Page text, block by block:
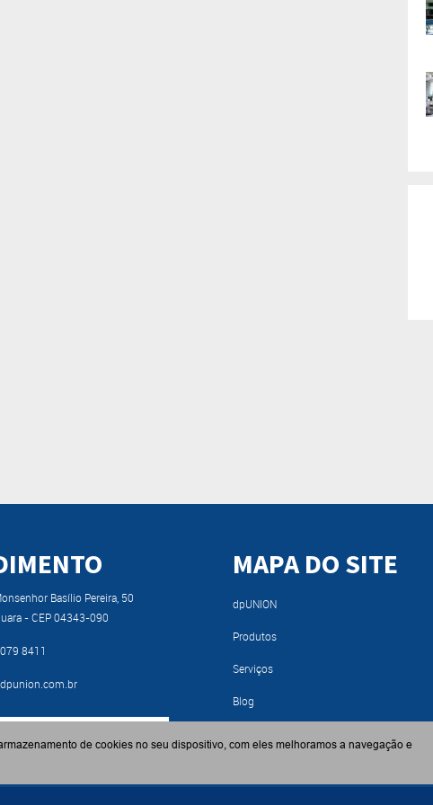
Basílio Pereira, 50
- CEP 04343-090
8411
NOSSO CATÁLOGO
MAPA DO SITE
dpUNION
Produtos
Serviços
Blog
de cookies no seu dispositivo, com eles melhoramos a navegação e